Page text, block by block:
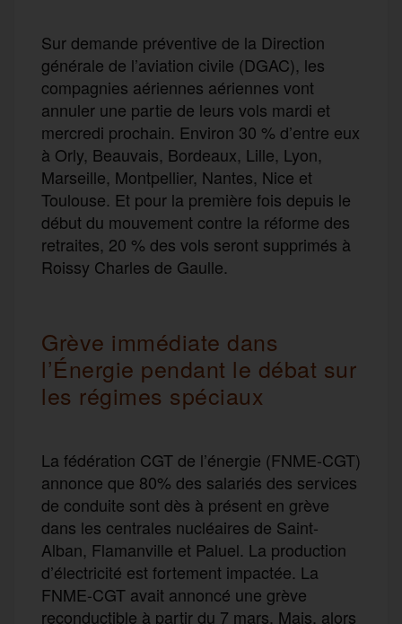
Sur demande préventive de la Direction
générale de l’aviation civile (DGAC), les
compagnies aériennes aériennes vont
annuler une partie de leurs vols mardi et
mercredi prochain. Environ 30 % d’entre eux
à Orly, Beauvais, Bordeaux, Lille, Lyon,
Marseille, Montpellier, Nantes, Nice et
Toulouse. Et pour la première fois depuis le
début du mouvement contre la réforme des
retraites, 20 % des vols seront supprimés à
Roissy Charles de Gaulle.
Grève immédiate dans
l’Énergie pendant le débat sur
les régimes spéciaux
La fédération CGT de l’énergie (FNME-CGT)
annonce que 80% des salariés des services
de conduite sont dès à présent en grève
dans les centrales nucléaires de Saint-
Alban, Flamanville et Paluel. La production
d’électricité est fortement impactée. La
FNME-CGT avait annoncé une grève
reconductible à partir du 7 mars. Mais, alors